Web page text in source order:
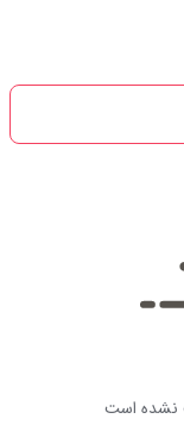
نشده است